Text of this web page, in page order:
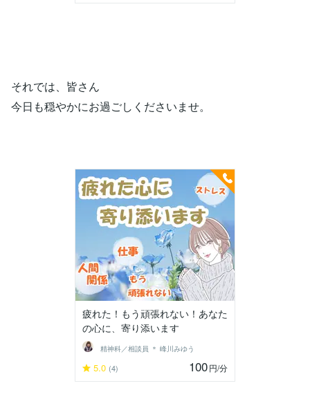
それでは、皆さん
今日も穏やかにお過ごしくださいませ。
疲れた！もう頑張れない！あなた
の心に、寄り添います
精神科／相談員 ＊ 峰川みゆう
5.0 (4) 100円/分